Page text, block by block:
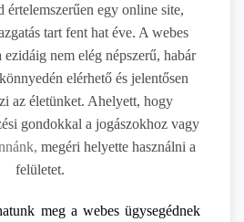
értelemszerűen egy online site,
tart fent hat éve. A webes
ezidáig nem elég népszerű, habár
elérhető és jelentősen
az életünket. Ahelyett, hogy
gondokkal a jogászokhoz vagy
megéri helyette használni a
felületet.
meg a webes ügysegédnek